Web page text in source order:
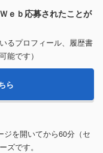
ｅｂ応募されたことが
るプロフィール、履歴書
能です）
ら
ジを開いてから60分（セ
ズです。